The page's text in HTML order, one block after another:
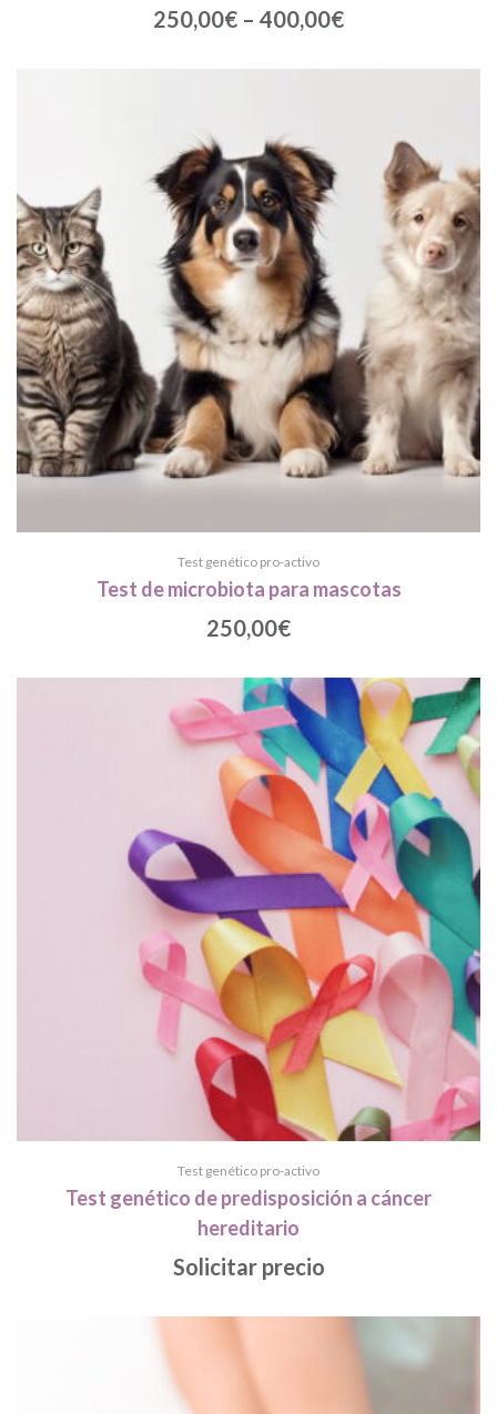
250,00€ – 400,00€
Test genético pro-activo
Test de microbiota para mascotas
250,00€
Test genético pro-activo
Test genético de predisposición a cáncer
hereditario
Solicitar precio